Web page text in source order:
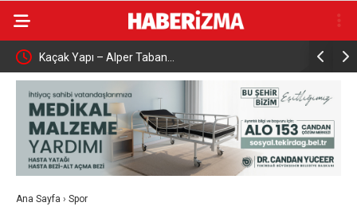
Kaçak Yapı – Alper Taban… Çalışma
Ana Sayfa › Spor